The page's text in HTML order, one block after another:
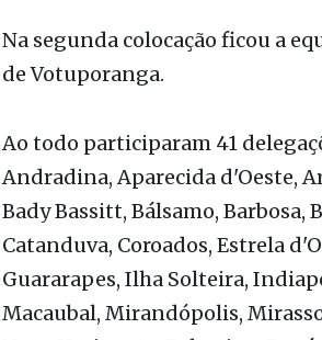
em Araçatuba e que teve início
de Votuporanga.
Ao todo participaram 41
Andradina, Aparecida d'Oeste,
Bady Bassitt, Bálsamo,
Catanduva, Coroados, Estrela